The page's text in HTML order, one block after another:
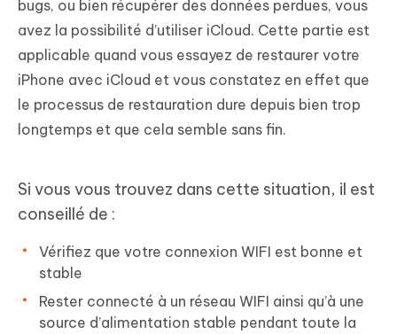
bugs, ou bien récupérer des données perdues, vous
avez la possibilité d’utiliser iCloud. Cette partie est
applicable quand vous essayez de restaurer votre
iPhone avec iCloud et vous constatez en effet que
le processus de restauration dure depuis bien trop
longtemps et que cela semble sans fin.
Si vous vous trouvez dans cette situation, il est
conseillé de :
Vérifiez que votre connexion WIFI est bonne et
stable
Rester connecté à un réseau WIFI ainsi qu’à une
source d’alimentation stable pendant toute la